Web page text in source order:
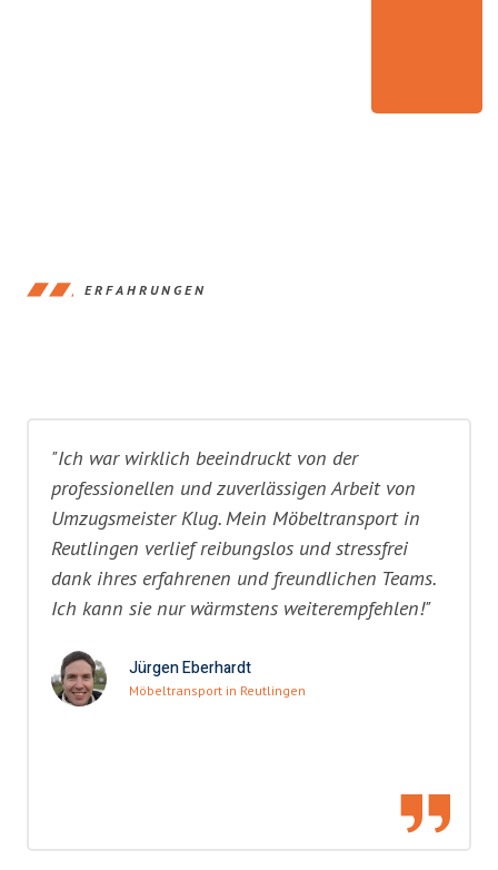
ERFAHRUNGEN
"Ich war wirklich beeindruckt von der
professionellen und zuverlässigen Arbeit von
Umzugsmeister Klug. Mein Möbeltransport in
Reutlingen verlief reibungslos und stressfrei
dank ihres erfahrenen und freundlichen Teams.
Ich kann sie nur wärmstens weiterempfehlen!"
Jürgen Eberhardt
Möbeltransport in Reutlingen